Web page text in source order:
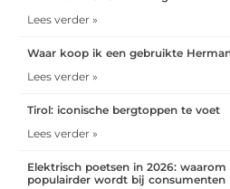
Lees verder »
Waar koop ik een gebruikte
Lees verder »
Tirol: iconische bergtoppen te voet
Lees verder »
Elektrisch poetsen in 2026: waarom
populairder wordt bij consumenten